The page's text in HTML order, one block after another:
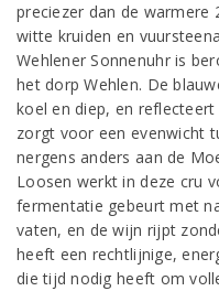
preciezer dan de
witte kruiden en
Wehlener Sonnenuhr is
het dorp Wehlen. De
koel en diep, en
zorgt voor een evenwicht
nergens anders aan de
Loosen werkt in deze cru
fermentatie gebeurt met
vaten, en de wijn rijpt
heeft een rechtlijnige,
die tijd nodig heeft om